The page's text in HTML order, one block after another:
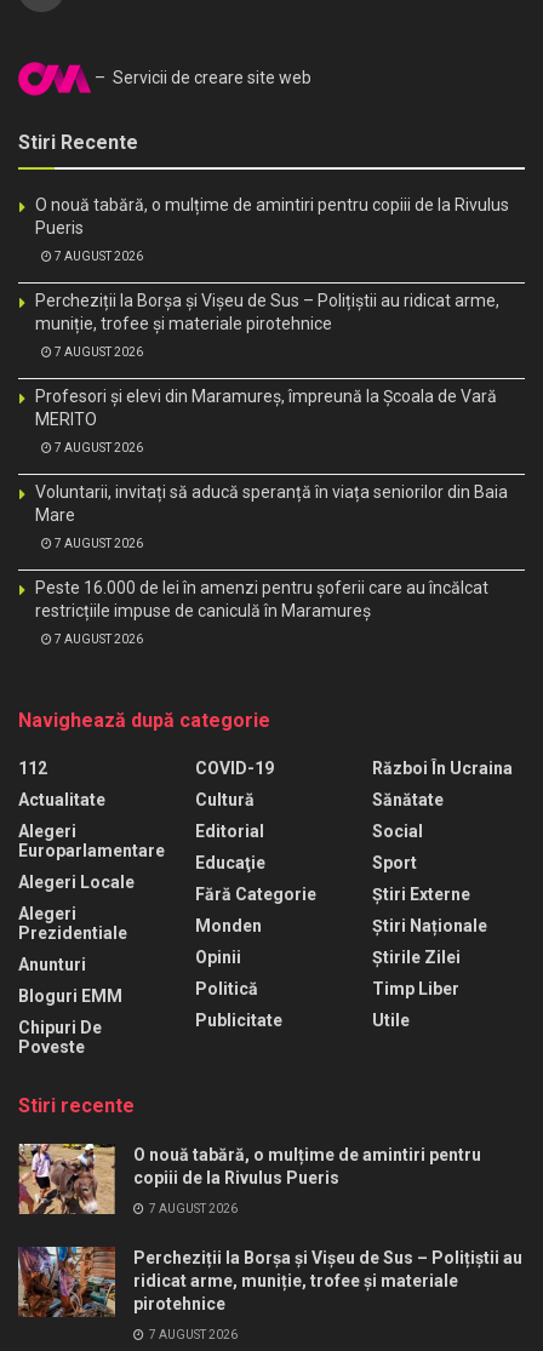
– Servicii de creare site web
Stiri Recente
O nouă tabără, o mulțime de amintiri pentru copiii de la Rivulus
Pueris
7 AUGUST 2026
Percheziții la Borșa și Vișeu de Sus – Polițiștii au ridicat arme,
muniție, trofee și materiale pirotehnice
7 AUGUST 2026
Profesori și elevi din Maramureș, împreună la Școala de Vară
MERITO
7 AUGUST 2026
Voluntarii, invitați să aducă speranță în viața seniorilor din Baia
Mare
7 AUGUST 2026
Peste 16.000 de lei în amenzi pentru șoferii care au încălcat
restricțiile impuse de caniculă în Maramureș
7 AUGUST 2026
Navighează după categorie
112
Actualitate
Alegeri
Europarlamentare
Alegeri Locale
Alegeri
Prezidentiale
Anunturi
Bloguri EMM
Chipuri De
Poveste
COVID-19
Cultură
Editorial
Educaţie
Fără Categorie
Monden
Opinii
Politică
Publicitate
Război În Ucraina
Sănătate
Social
Sport
Știri Externe
Știri Naționale
Știrile Zilei
Timp Liber
Utile
Stiri recente
O nouă tabără, o mulțime de amintiri pentru
copiii de la Rivulus Pueris
7 AUGUST 2026
Percheziții la Borșa și Vișeu de Sus – Polițiștii au
ridicat arme, muniție, trofee și materiale
pirotehnice
7 AUGUST 2026